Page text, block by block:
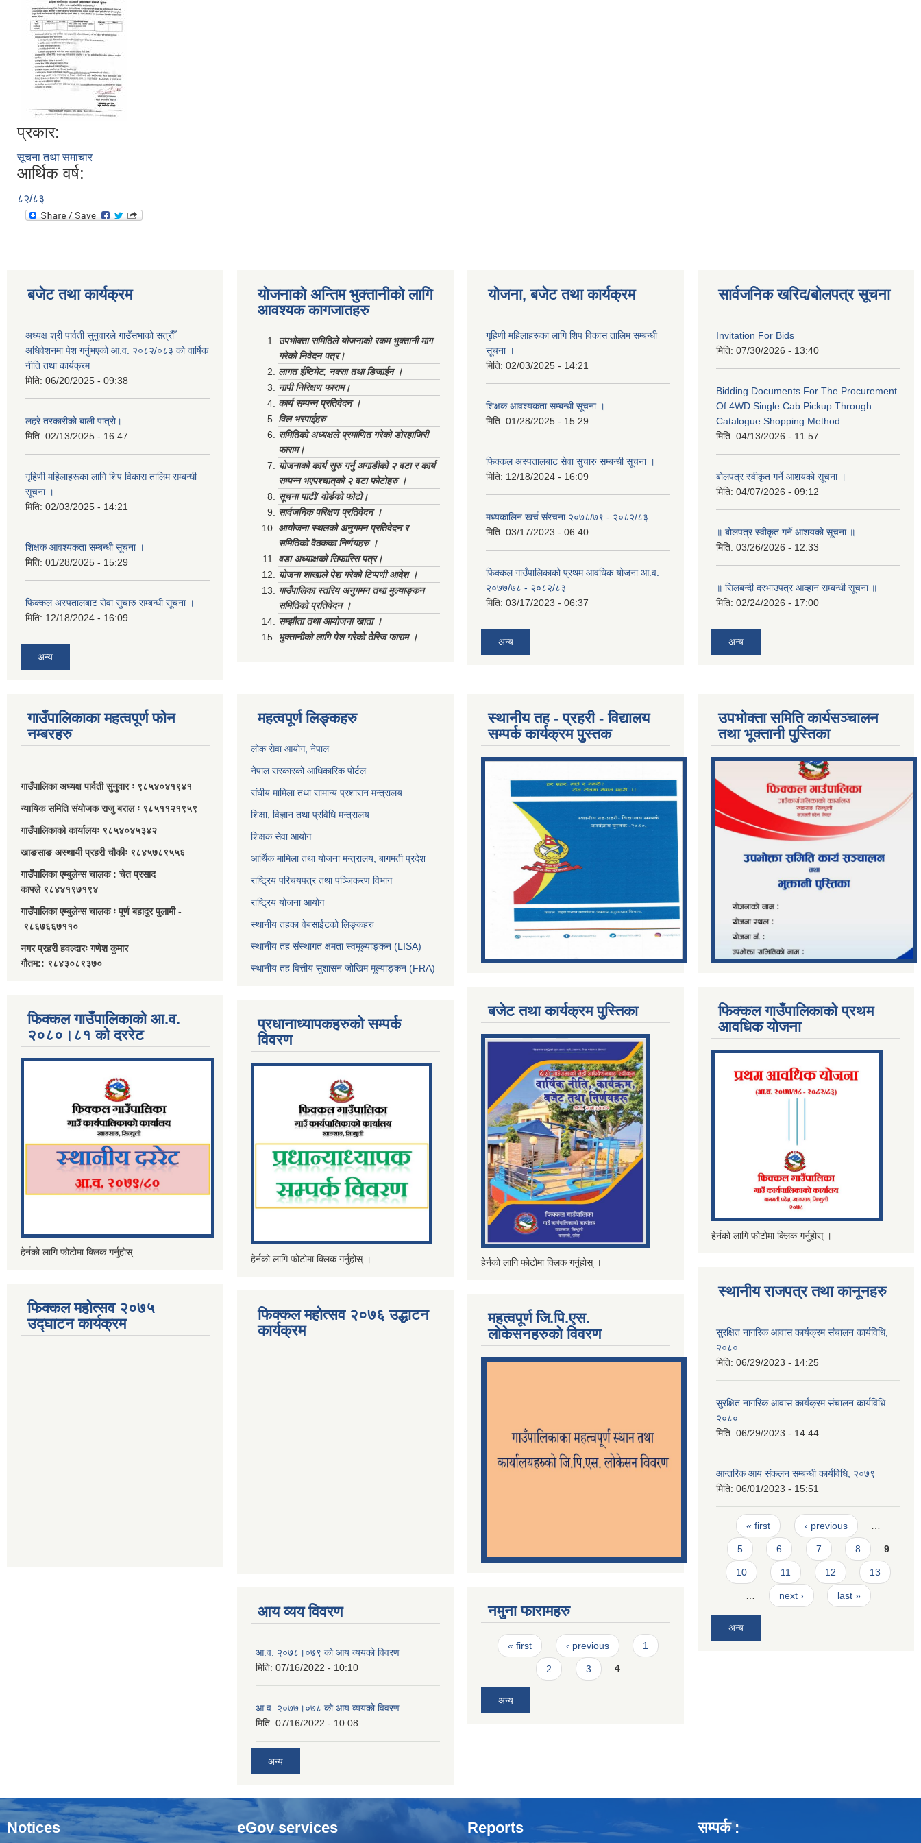
प्रकार:
सूचना तथा समाचार
आर्थिक वर्ष:
८२/८३
बजेट तथा कार्यक्रम
अध्यक्ष श्री पार्वती सुनुवारले गाउँसभाको सत्रौँ
अधिवेशनमा पेश गर्नुभएको आ.व. २०८२/०८३ को वार्षिक
नीति तथा कार्यक्रम
मिति: 06/20/2025 - 09:38
लहरे तरकारीको बाली पात्रो।
मिति: 02/13/2025 - 16:47
गृहिणी महिलाहरूका लागि शिप विकास तालिम सम्बन्धी
सूचना ‌।
मिति: 02/03/2025 - 14:21
शिक्षक आवश्यकता सम्बन्धी सूचना ।
मिति: 01/28/2025 - 15:29
फिक्कल अस्पतालबाट सेवा सुचारु सम्बन्धी सूचना ।
मिति: 12/18/2024 - 16:09
अन्य
योजनाको अन्तिम भुक्तानीको लागि
आवश्यक कागजातहरु
उपभोक्ता समितिले योजनाको रकम भुक्तानी माग
गरेको निवेदन पत्र।
लागत ईष्टिमेट, नक्सा तथा डिजाईन ।
नापी निरिक्षण फाराम।
कार्य सम्पन्न प्रतिवेदन ।
विल भरपाईहरु
समितिको अध्यक्षले प्रमाणित गरेको डोरहाजिरी
फाराम।
योजनाको कार्य सुरु गर्नु अगाडीको २ वटा र कार्य
सम्पन्न भएपश्चात्‌को २ वटा फोटोहरु ।
सूचना पाटी/ वोर्डको फोटो।
सार्वजनिक परिक्षण प्रतिवेदन ।
आयोजना स्थलको अनुगमन प्रतिवेदन र
समितिको वैठकका निर्णयहरु ।
वडा अध्याक्षको सिफारिस पत्र।
योजना शाखाले पेश गरेको टिप्पणी आदेश ।
गाउँपालिका स्तरिय अनुगमन तथा मुल्याङ्कन
समितिको प्रतिवेदन ।
सम्झौता तथा आयोजना खाता ।
भुक्तानीको लागि पेश गरेको तेरिज फाराम ।
योजना, बजेट तथा कार्यक्रम
गृहिणी महिलाहरूका लागि शिप विकास तालिम सम्बन्धी
सूचना ‌।
मिति: 02/03/2025 - 14:21
शिक्षक आवश्यकता सम्बन्धी सूचना ।
मिति: 01/28/2025 - 15:29
फिक्कल अस्पतालबाट सेवा सुचारु सम्बन्धी सूचना ।
मिति: 12/18/2024 - 16:09
मध्यकालिन खर्च संरचना २०७८/७९ - २०८२/८३
मिति: 03/17/2023 - 06:40
फिक्कल गाउँपालिकाको प्रथम आवधिक योजना आ.व.
२०७७/७८ - २०८२/८३
मिति: 03/17/2023 - 06:37
अन्य
सार्वजनिक खरिद/बोलपत्र सूचना
Invitation For Bids
मिति: 07/30/2026 - 13:40
Bidding Documents For The Procurement
Of 4WD Single Cab Pickup Through
Catalogue Shopping Method
मिति: 04/13/2026 - 11:57
बोलपत्र स्वीकृत गर्ने आशयको सूचना ।
मिति: 04/07/2026 - 09:12
॥ बोलपत्र स्वीकृत गर्ने आशयको सूचना ॥
मिति: 03/26/2026 - 12:33
॥ सिलबन्दी दरभाउपत्र आव्हान सम्बन्धी सूचना ॥
मिति: 02/24/2026 - 17:00
अन्य
गाउँपालिकाका महत्वपूर्ण फोन
नम्बरहरु
गाउँपालिका अध्यक्ष पार्वती सुनुवार ः ९८५४०४१९४१
न्यायिक समिति संयोजक राजु बराल ः ९८५११२१९५९
गाउँपालिकाको कार्यालयः ९८५४०४५३४२
खाङसाङ अस्थायी प्रहरी चौकीः ९८४५७८९५५६
गाउँपालिका एम्बुलेन्स चालक : चेत प्रसाद
काफ्ले ९८४४१९७१९४
गाउँपालिका एम्बुलेन्स चालक ः पूर्ण बहादुर पुलामी -
९८६७६६७११०
नगर प्रहरी हवल्दारः गणेश कुमार
गौतम:: ९८४३०८९३७०
फिक्कल गाउँपालिकाको आ.व.
२०८०।८१ को दररेट
हेर्नको लागि फोटोमा क्लिक गर्नुहोस्
फिक्कल महोत्सव २०७५
उद्घाटन कार्यक्रम
महत्वपूर्ण लिङ्कहरु
लोक सेवा आयोग, नेपाल
नेपाल सरकारको आधिकारिक पोर्टल
संघीय मामिला तथा सामान्य प्रशासन मन्त्रालय
शिक्षा, विज्ञान तथा प्रविधि मन्त्रालय
शिक्षक सेवा आयोग
आर्थिक मामिला तथा योजना मन्त्रालय, बागमती प्रदेश
राष्ट्रिय परिचयपत्र तथा पञ्जिकरण विभाग
राष्ट्रिय योजना आयोग
स्थानीय तहका वेबसाईटको लिङ्कहरु
स्थानीय तह संस्थागत क्षमता स्वमूल्याङ्कन (LISA)
स्थानीय तह वित्तीय सुशासन जोखिम मूल्याङ्कन (FRA)
प्रधानाध्यापकहरुको सम्पर्क
विवरण
हेर्नको लागि फोटोमा क्लिक गर्नुहोस् ।
फिक्कल महोत्सव २०७६ उद्धाटन
कार्यक्रम
आय व्यय विवरण
आ.व. २०७८।०७९ को आय व्ययको विवरण
मिति: 07/16/2022 - 10:10
आ.व. २०७७।०७८ को आय व्ययको विवरण
मिति: 07/16/2022 - 10:08
अन्य
स्थानीय तह - प्रहरी - विद्यालय
सम्पर्क कार्यक्रम पुुस्तक
बजेट तथा कार्यक्रम पुस्तिका
हेर्नको लागि फोटोमा क्लिक गर्नुहोस् ।
महत्वपूर्ण जि.पि.एस.
लोकेसनहरुको विवरण
नमुना फारामहरु
Pages
« first ‹ previous 1
2 3 4
अन्य
उपभोक्ता समिति कार्यसञ्चालन
तथा भूक्तानी पु्स्तिका
फिक्कल गाउँपालिकाको प्रथम
आवधिक योजना
हेर्नको लागि फोटोमा क्लिक गर्नुहोस् ।
स्थानीय राजपत्र तथा कानूनहरु
सुरक्षित नागरिक आवास कार्यक्रम संचालन कार्यविधि,
२०८०
मिति: 06/29/2023 - 14:25
सुरक्षित नागरिक आवास कार्यक्रम संचालन कार्यविधि
२०८०
मिति: 06/29/2023 - 14:44
आन्तरिक आय संकलन सम्बन्धी कार्यविधि, २०७९
मिति: 06/01/2023 - 15:51
Pages
« first ‹ previous
5 6 7 8 9
10 11 12 13
next › last »
अन्य
Notices eGov services Reports सम्पर्क :